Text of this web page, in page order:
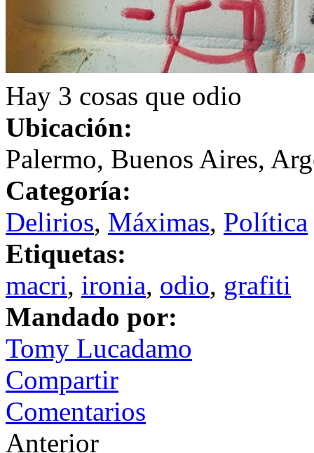
Hay 3 cosas que odio
Ubicación:
Palermo, Buenos Aires,
Categoría:
Delirios, Máximas, Política
Etiquetas:
macri, ironia, odio, grafiti
Mandado por:
Tomy Lucadamo
Compartir
Comentarios
Anterior